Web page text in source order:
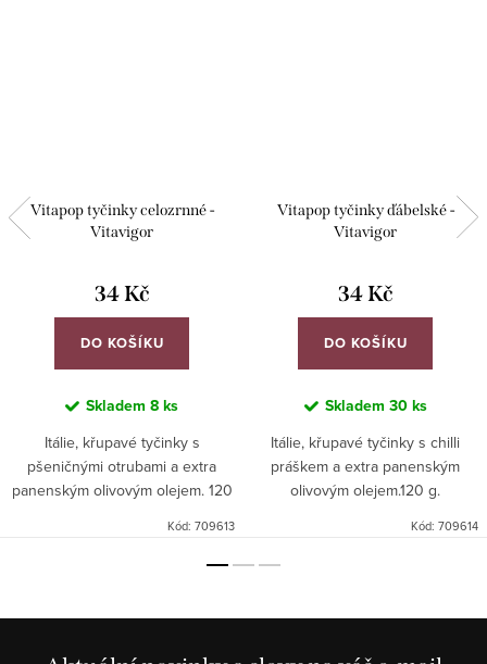
Vitapop tyčinky celozrnné -
Vitavigor
34 Kč
DO KOŠÍKU
Skladem 8 ks
Itálie, křupavé tyčinky s
pšeničnými otrubami a extra
panenským olivovým olejem. 120
Kód: 709613
Vitapop tyčinky ďábelské -
Vitavigor
34 Kč
DO KOŠÍKU
Skladem 30 ks
Itálie, křupavé tyčinky s chilli
práškem a extra panenským
olivovým olejem.120 g.
Kód: 709614